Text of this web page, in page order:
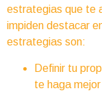
estrategias que te
impiden destacar
estrategias son:
Definir tu
te haga